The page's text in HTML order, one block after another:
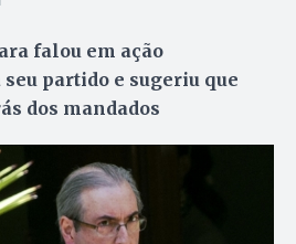
falou em ação
partido e sugeriu que
dos mandados